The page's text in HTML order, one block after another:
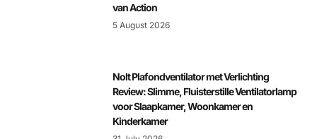
van Action
5 August 2026
Nolt Plafondventilator met Verlichting
Review: Slimme, Fluisterstille Ventilatorlamp
voor Slaapkamer, Woonkamer en
Kinderkamer